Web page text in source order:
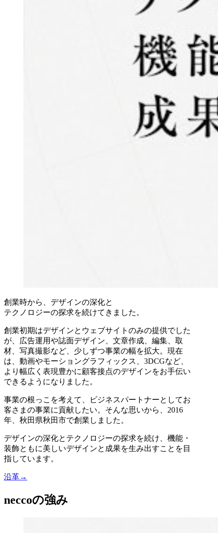
創業時から、デザインの深化と
テクノロジーの探求を続けてきました。
創業初期はデザインとウェブサイトのみの提供でした
が、広告運用や誌面デザイン、文章作成、編集、取
材、写真撮影など、少しずつ事業の幅を拡大。現在
は、動画やモーショングラフィックス、3DCGなど、
より幅広く表現豊かに顧客接点のデザインをお手伝い
できるようになりました。
事業の根っこを考えて、ビジネスパートナーとしてお
客さまの事業に貢献したい。そんな思いから、2016
年、秋田県秋田市で創業しました。
デザインの深化とテクノロジーの探求を続け、機能・
装飾ともに美しいデザインと成果を生み出すことを目
指しています。
沿革→
neccoの強み